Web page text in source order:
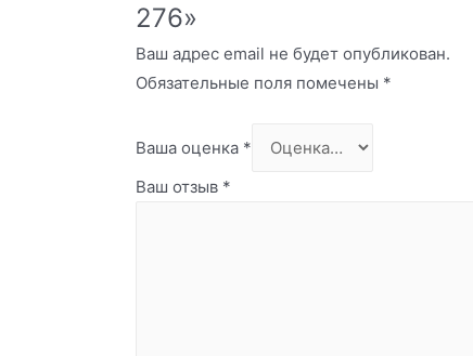
276»
Ваш адрес email не будет опубликован.
Обязательные поля помечены *
Ваша оценка *
Ваш отзыв *